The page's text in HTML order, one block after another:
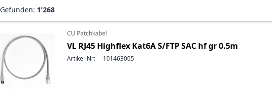
Gefunden: 1'268
CU Patchkabel
VL RJ45 Highflex Kat6A S/FTP SAC hf gr 0.5m
Artikel-Nr: 101463005